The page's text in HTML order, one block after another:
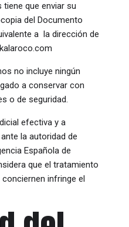
que enviar su
del Documento
a la dirección de
no incluye ningún
a conservar con
o de seguridad.
efectiva y a
la autoridad de
Española de
que el tratamiento
infringe el